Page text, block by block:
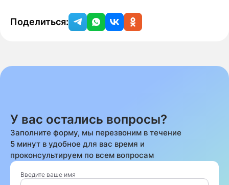
Поделиться:
У вас остались вопросы?
Заполните форму, мы перезвоним в течение
5 минут в удобное для вас время и
проконсультируем по всем вопросам
Введите ваше имя